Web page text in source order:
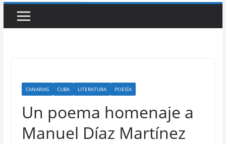
CANARIAS CUBA LITERATURA POESÍA
Un poema homenaje a
Manuel Díaz Martínez